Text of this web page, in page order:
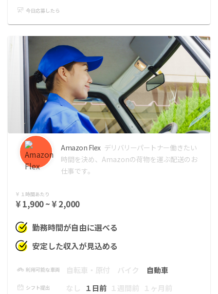
今日応募したら
Amazon Flex デリバリーパートナー働きたい
時間を決め、Amazonの荷物を運ぶ配送のお
仕事です。
１時間あたり
¥ 1,900 ~ ¥ 2,000
勤務時間が自由に選べる
安定した収入が見込める
利用可能な車両 自転車・原付 バイク 自動車
シフト提出 なし １日前 １週間前 １ヶ月前